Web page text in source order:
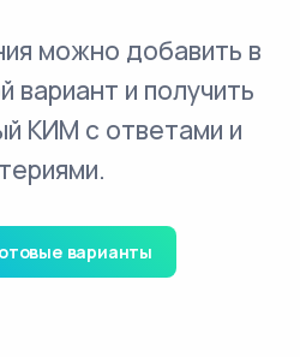
можно добавить в
вариант и получить
КИМ с ответами и
варианты